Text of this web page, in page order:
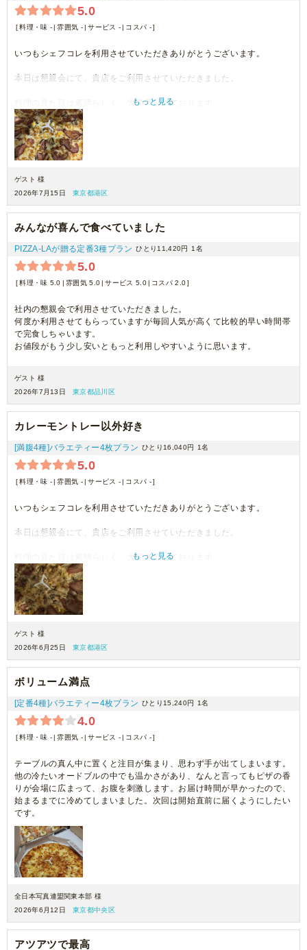
5.0
料理・味 - 雰囲気 - サービス - コスパ -
いつもシェフコレを利用させていただきありがとうございます。
本日は懇親会にて、貴店をご利用させていただきました。
料理の見た目は素晴らしく、大変満足しております。
機会がございましたら、ぜひご利用させていただきます。
もっと見る
ゲスト 様
2026年7月15日
東京都港区
みんなが喜んで食べていました
PIZZA-LAが贈る定番3種プラン ひとり11,420円 1名
5.0
料理・味 5.0 雰囲気 5.0 サービス 5.0 コスパ 2.0
社内の懇親会で利用させていただきました。
何度か利用させてもらっていますが毎回人気が高くて比較的早い時間帯
で完食しちゃいます。
お値段がもう少し安いともっと利用しやすいように思います。
ゲスト 様
2026年7月13日
東京都品川区
カレーモントレー以外好き
[満腹4種]バラエティー4枚プラン ひとり16,040円 1名
5.0
料理・味 - 雰囲気 - サービス - コスパ -
いつもシェフコレを利用させていただきありがとうございます。
本日は懇親会にて、貴店をご利用させていただきました。
料理の見た目は素晴らしく、大変満足しております。
機会がございましたら、ぜひご利用させていただきます。
もっと見る
ゲスト 様
2026年6月25日
東京都港区
ボリューム満点
[定番4種]バラエティー4枚プラン ひとり15,240円 1名
4.0
料理・味 - 雰囲気 - サービス - コスパ -
テーブルの真ん中に置くと注目が集まり、思わず手が出てしまいます。
他の冷たいオードブルの中でも温かさがあり、なんと言ってもピザの香
りが会場に広まって、お腹を刺激します。お届け時間が早かったので、
始まるまでに冷めてしまいました。次回は開始直前に届くようにしたい
です。
全日本写真連盟関東本部 様
2026年6月12日
東京都中央区
アツアツで最高